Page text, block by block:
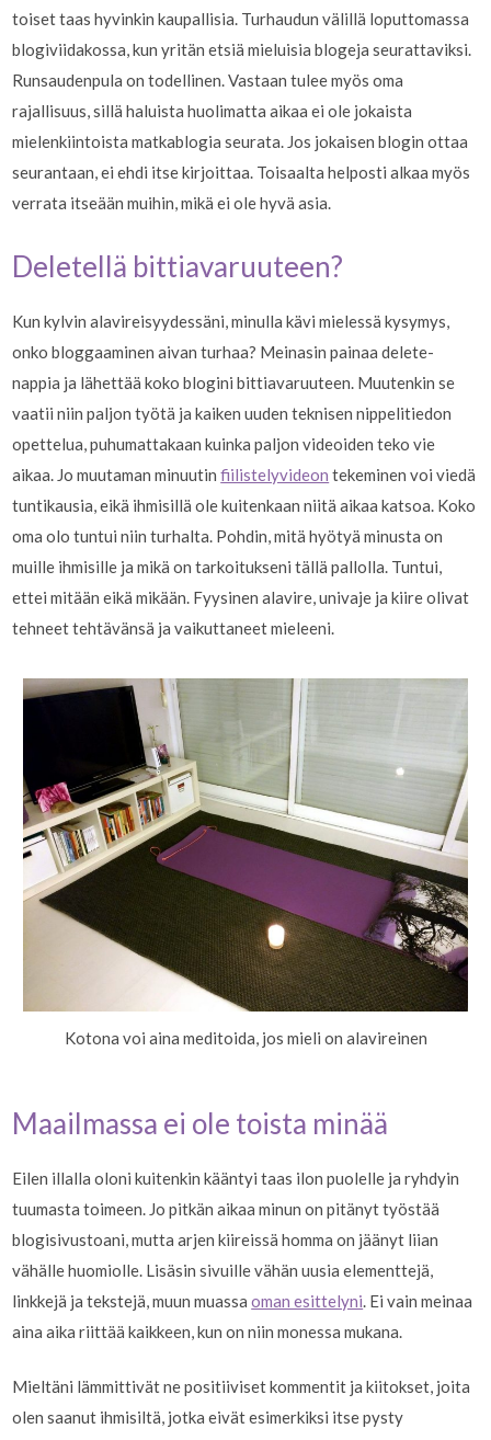
toiset taas hyvinkin kaupallisia. Turhaudun välillä loputtomassa
blogiviidakossa, kun yritän etsiä mieluisia blogeja seurattaviksi.
Runsaudenpula on todellinen. Vastaan tulee myös oma
rajallisuus, sillä haluista huolimatta aikaa ei ole jokaista
mielenkiintoista matkablogia seurata. Jos jokaisen blogin ottaa
seurantaan, ei ehdi itse kirjoittaa. Toisaalta helposti alkaa myös
verrata itseään muihin, mikä ei ole hyvä asia.
Deletellä bittiavaruuteen?
Kun kylvin alavireisyydessäni, minulla kävi mielessä kysymys,
onko bloggaaminen aivan turhaa? Meinasin painaa delete-
nappia ja lähettää koko blogini bittiavaruuteen. Muutenkin se
vaatii niin paljon työtä ja kaiken uuden teknisen nippelitiedon
opettelua, puhumattakaan kuinka paljon videoiden teko vie
aikaa. Jo muutaman minuutinfiilistelyvideon tekeminen voi viedä
tuntikausia, eikä ihmisillä ole kuitenkaan niitä aikaa katsoa. Koko
oma olo tuntui niin turhalta. Pohdin, mitä hyötyä minusta on
muille ihmisille ja mikä on tarkoitukseni tällä pallolla. Tuntui,
ettei mitään eikä mikään. Fyysinen alavire, univaje ja kiire olivat
tehneet tehtävänsä ja vaikuttaneet mieleeni.
Kotona voi aina meditoida, jos mieli on alavireinen
Maailmassa ei ole toista minää
Eilen illalla oloni kuitenkin kääntyi taas ilon puolelle ja ryhdyin
tuumasta toimeen. Jo pitkän aikaa minun on pitänyt työstää
blogisivustoani, mutta arjen kiireissä homma on jäänyt liian
vähälle huomiolle. Lisäsin sivuille vähän uusia elementtejä,
linkkejä ja tekstejä, muun muassaoman esittelyni. Ei vain meinaa
aina aika riittää kaikkeen, kun on niin monessa mukana.
Mieltäni lämmittivät ne positiiviset kommentit ja kiitokset, joita
olen saanut ihmisiltä, jotka eivät esimerkiksi itse pysty